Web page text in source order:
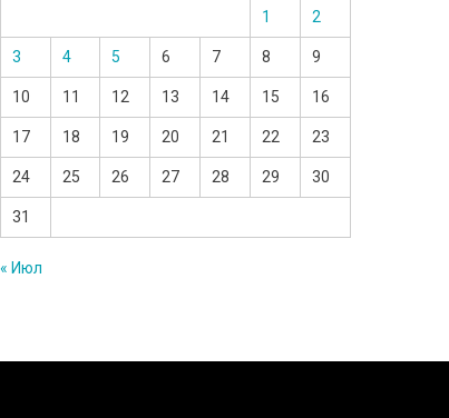
1 2
3 4 5 6 7 8 9
10 11 12 13 14 15 16
17 18 19 20 21 22 23
24 25 26 27 28 29 30
31
« Июл